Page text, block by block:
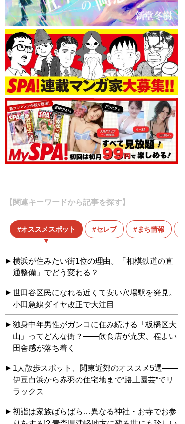
【関連キーワードから記事を探す】
オススメスポット セレブ まち情報
横浜が住みたい街1位の理由。「相模鉄道の直
通整備」でどう変わる？
世田谷区民になれる近くて安い穴場駅を発見。
小田急線ダイヤ改正で大注目
独身中年男性がガンコに住み続ける「板橋区大
山」ってどんな街？――飲食店が充実、程よい
田舎感が落ち着く
1人散歩スポット、関東近郊のオススメ5選――
伊豆白浜から赤羽の住宅地まで“路上園芸”でリ
ラックス
初詣は家族ばらばら…異なる神社・お寺でお参